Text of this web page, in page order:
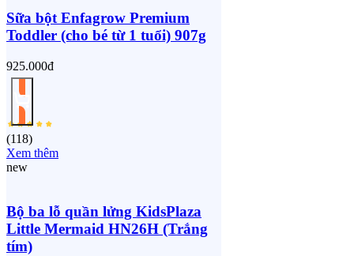
Sữa bột Enfagrow Premium
Toddler (cho bé từ 1 tuổi) 907g
925.000đ
(118)
Xem thêm
new
Bộ ba lỗ quần lửng KidsPlaza
Little Mermaid HN26H (Trắng
tím)